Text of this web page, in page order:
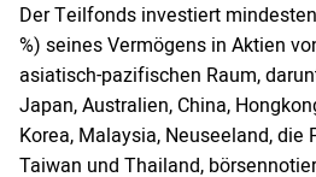
Der Teilfonds investiert
%) seines Vermögens in Aktien
asiatisch-pazifischen Raum,
Japan, Australien, China,
Korea, Malaysia, Neuseeland, die
Taiwan und Thailand,